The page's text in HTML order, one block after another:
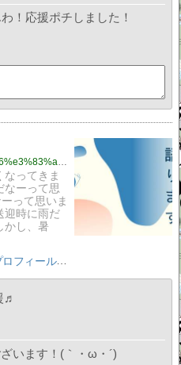
！応援ポチしました！
なってきま
なーって思
って思いま
迎時に雨だ
かし、暑
はてぶ、応援よろしく！
♬
います！(｀・ω・´)ゞ